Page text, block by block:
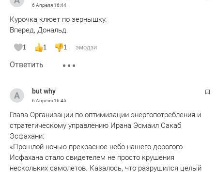
6 Апреля16:44
Курочка клюет по зернышку.
Вперед, Дональд.
1 1 1 эмодзи
Ответить
but why
6 Апреля16:45
Глава Организации по оптимизации энергопотребления и
стратегическому управлению Ирана Эсмаил Сакаб
Эсфахани:
«Прошлой ночью прекрасное небо нашего дорогого
Исфахана стало свидетелем не просто крушения
нескольких самолетов. Казалось, что разрушился целый